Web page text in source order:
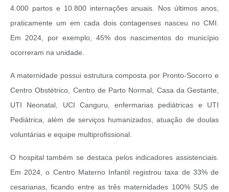
4.000 partos e 10.800 internações anuais. Nos últimos anos,
praticamente um em cada dois contagenses nasceu no CMI.
Em 2024, por exemplo, 45% dos nascimentos do município
ocorreram na unidade.
A maternidade possui estrutura composta por Pronto-Socorro e
Centro Obstétrico, Centro de Parto Normal, Casa da Gestante,
UTI Neonatal, UCI Canguru, enfermarias pediátricas e UTI
Pediátrica, além de serviços humanizados, atuação de doulas
voluntárias e equipe multiprofissional.
O hospital também se destaca pelos indicadores assistenciais.
Em 2024, o Centro Materno Infantil registrou taxa de 33% de
cesarianas, ficando entre as três maternidades 100% SUS de